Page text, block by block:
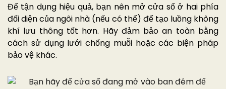
Để tận dụng hiệu quả, bạn nên mở cửa sổ ở hai phía
đối diện của ngôi nhà (nếu có thể) để tạo luồng không
khí lưu thông tốt hơn. Hãy đảm bảo an toàn bằng
cách sử dụng lưới chống muỗi hoặc các biện pháp
bảo vệ khác.